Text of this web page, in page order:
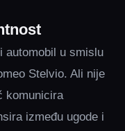
automobil u smislu
Stelvio. Ali nije
komunicira
između ugode i